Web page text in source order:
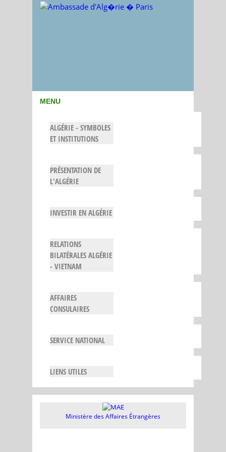
MENU
ALGÉRIE - SYMBOLES
ET INSTITUTIONS
PRÉSENTATION DE
L'ALGÉRIE
INVESTIR EN ALGÉRIE
RELATIONS
BILATÉRALES ALGÉRIE
- VIETNAM
AFFAIRES
CONSULAIRES
SERVICE NATIONAL
LIENS UTILES
Ministère des Affaires Étrangères